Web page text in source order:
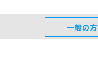
一般の方